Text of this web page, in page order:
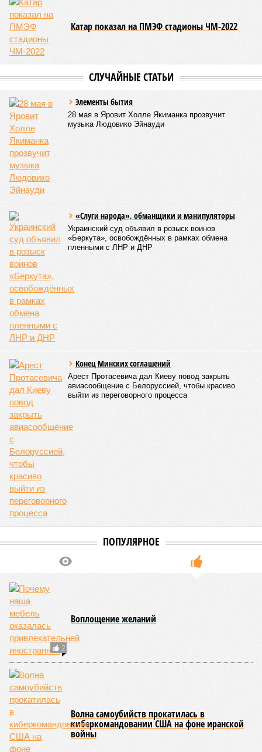
Катар показал на ПМЭФ стадионы ЧМ-2022
СЛУЧАЙНЫЕ СТАТЬИ
Элементы бытия
28 мая в Яровит Холле Якиманка прозвучит
музыка Людовико Эйнауди
«Слуги народа», обманщики и манипуляторы
Украинский суд объявил в розыск воинов
«Беркута», освобождённых в рамках обмена
пленными с ЛНР и ДНР
Конец Минских соглашений
Арест Протасевича дал Киеву повод закрыть
авиасообщение с Белоруссией, чтобы красиво
выйти из переговорного процесса
ПОПУЛЯРНОЕ
2
Воплощение желаний
Волна самоубийств прокатилась в
киберкомандовании США на фоне иранской
войны